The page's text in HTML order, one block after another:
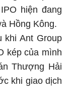
hiện đang
Hồng Kông.
khi Ant Group
kép của mình
Thượng Hải
khi giao dịch